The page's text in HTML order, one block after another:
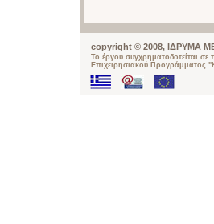
copyright © 2008, ΙΔΡΥΜΑ
Το έργου συγχρηματοδοτείται
Επιχειρησιακού Προγράμματος